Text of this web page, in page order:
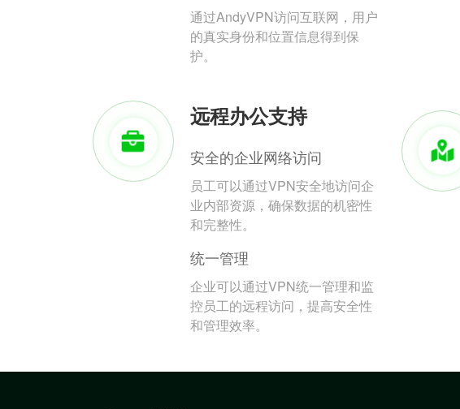
通过AndyVPN访问互联网，用户
的真实身份和位置信息得到保
护。
远程办公支持
安全的企业网络访问
员工可以通过VPN安全地访问企
业内部资源，确保数据的机密性
和完整性。
统一管理
企业可以通过VPN统一管理和监
控员工的远程访问，提高安全性
和管理效率。